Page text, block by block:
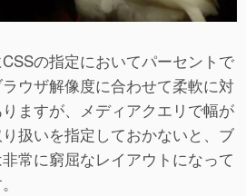
の指定においてパーセントで
ウザ解像度に合わせて柔軟に対
ますが、メディアクエリで幅が
扱いを指定しておかないと、ブ
常に窮屈なレイアウトになって